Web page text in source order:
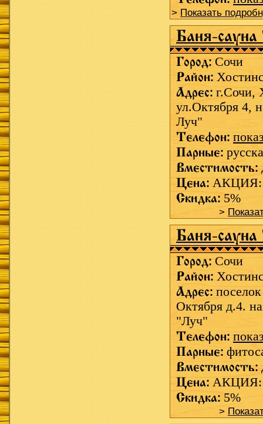
> Показать
Баня-
Город: Сочи
Район:
Адрес: г.Сочи,
ул.Октября 4,
Луч"
Телефон:
Парные:
Вместимость:
Цена:АКЦИЯ:
Скидка: 5%
>
Баня-
Город: Сочи
Район:
Адрес:
Октября д.4.
"Луч"
Телефон:
Парные:
Вместимость:
Цена:АКЦИЯ:
Скидка: 5%
>